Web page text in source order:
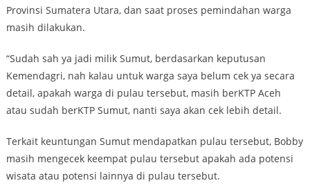
Provinsi Sumatera Utara, dan saat proses pemindahan warga
masih dilakukan.
“Sudah sah ya jadi milik Sumut, berdasarkan keputusan
Kemendagri, nah kalau untuk warga saya belum cek ya secara
detail, apakah warga di pulau tersebut, masih berKTP Aceh
atau sudah berKTP Sumut, nanti saya akan cek lebih detail.
Terkait keuntungan Sumut mendapatkan pulau tersebut, Bobby
masih mengecek keempat pulau tersebut apakah ada potensi
wisata atau potensi lainnya di pulau tersebut.